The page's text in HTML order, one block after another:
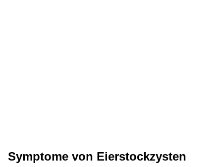
Symptome von Eierstockzysten